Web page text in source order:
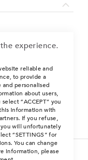
experience.
reliable and
to provide a
personalised
about users,
“ACCEPT” you
information with
If you refuse,
will unfortunately
“SETTINGS” for
You can change
information, please